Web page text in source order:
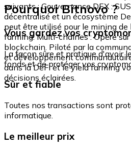
suivants : Gouvernance DEX :
décentralisé et un écosystème
peut être utilisé pour le mining
farming. Multi-chaînes : Opère
blockchain. Piloté par la
et développement
dans la DeFi et le yield farming
décisions éclairées.
Pourquoi Bitnovo ?
Vous gardez vos
La façon sûre et pratique d'avoir
fonds et de protéger vos
Sûr et fiable
Toutes nos transactions sont
informatique.
Le meilleur prix